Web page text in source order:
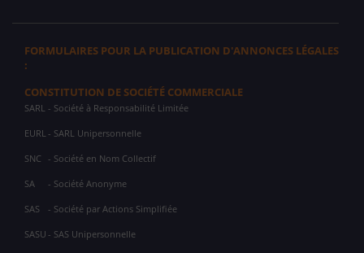
FORMULAIRES POUR LA PUBLICATION D'ANNONCES LÉGALES
:
CONSTITUTION DE SOCIÉTÉ COMMERCIALE
SARL - Société à Responsabilité Limitée
EURL - SARL Unipersonnelle
SNC - Société en Nom Collectif
SA - Société Anonyme
SAS - Société par Actions Simplifiée
SASU - SAS Unipersonnelle